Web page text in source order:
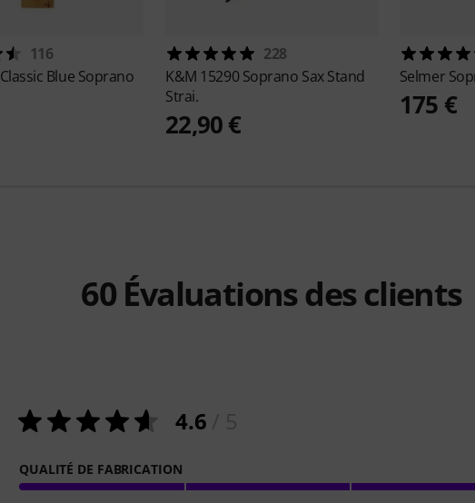
116
Classic Blue Soprano
228
K&M 15290 Soprano Sax Stand
Strai.
22,90 €
Selmer
175 €
60 Évaluations des clients
4.6
QUALITÉ DE FABRICATION